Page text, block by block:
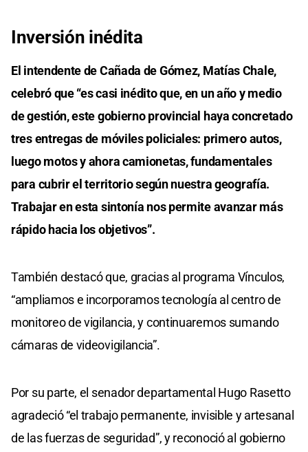
Inversión inédita
El intendente de Cañada de Gómez, Matías Chale,
celebró que “es casi inédito que, en un año y medio
de gestión, este gobierno provincial haya concretado
tres entregas de móviles policiales: primero autos,
luego motos y ahora camionetas, fundamentales
para cubrir el territorio según nuestra geografía.
Trabajar en esta sintonía nos permite avanzar más
rápido hacia los objetivos”.
También destacó que, gracias al programa Vínculos,
“ampliamos e incorporamos tecnología al centro de
monitoreo de vigilancia, y continuaremos sumando
cámaras de videovigilancia”.
Por su parte, el senador departamental Hugo Rasetto
agradeció “el trabajo permanente, invisible y artesanal
de las fuerzas de seguridad”, y reconoció al gobierno